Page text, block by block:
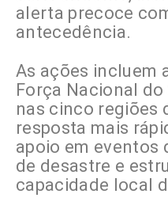
alerta precoce
antecedência.
As ações incluem
Força Nacional do
nas cinco regiões
resposta mais
apoio em eventos
de desastre e
capacidade local